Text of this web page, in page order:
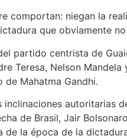
comportan: niegan la
que obviamente
partido centrista de
Teresa, Nelson
Mahatma Gandhi.
autoritarias
de Brasil, Jair
la época de la